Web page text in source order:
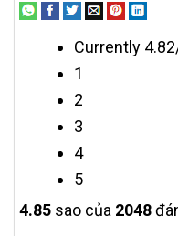
Currently
1
2
3
4
5
4.85 sao của 2048